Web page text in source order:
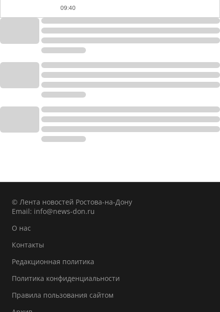
09:40
© Лента новостей Ростова-на-Дону
Email: info@news-don.ru
О нас
Контакты
Редакционная политика
Политика конфиденциальности
Правила пользования сайтом